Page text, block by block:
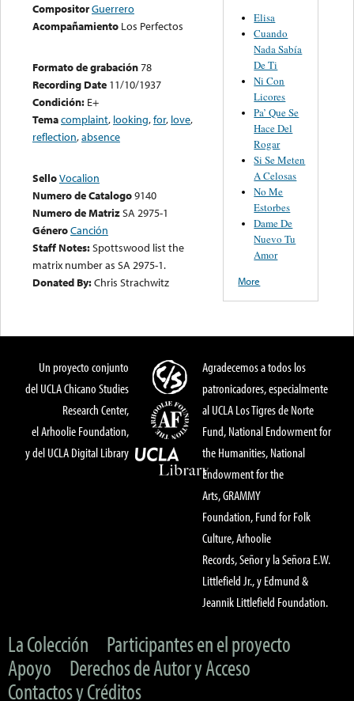
CompositorGuerrero
Acompañamiento Los Perfectos
Formato de grabación78
Recording Date 11/10/1937
Condición: E+
Temacomplaint, looking,for, love,
reflection,absence
SelloVocalion
Numero de Catalogo9140
Numero de MatrizSA 2975-1
GéneroCanción
Staff Notes:Spottswood list the
matrix number as SA 2975-1.
Donated By:Chris Strachwitz
Elisa
Cuando
Nada Sabía
De Ti
Ni Con
Licores
Pa’ Que Se
Hace Del
Rogar
Si Se Meten
A Celosas
No Me
Estorbes
Dame De
Nuevo Tu
Amor
More
Un proyecto conjunto
del UCLA Chicano Studies
Research Center,
el Arhoolie Foundation,
y del UCLA Digital Library
Agradecemos a todos los
patronicadores, especialmente
al UCLA Los Tigres de Norte
Fund, National Endowment for
the Humanities, National
Endowment for the
Arts, GRAMMY
Foundation, Fund for Folk
Culture, Arhoolie
Records, Señor y la Señora E.W.
Littlefield Jr., y Edmund &
Jeannik Littlefield Foundation.
La Colección
Participantes en el proyecto
Apoyo
Derechos de Autor y Acceso
Contactos y Créditos